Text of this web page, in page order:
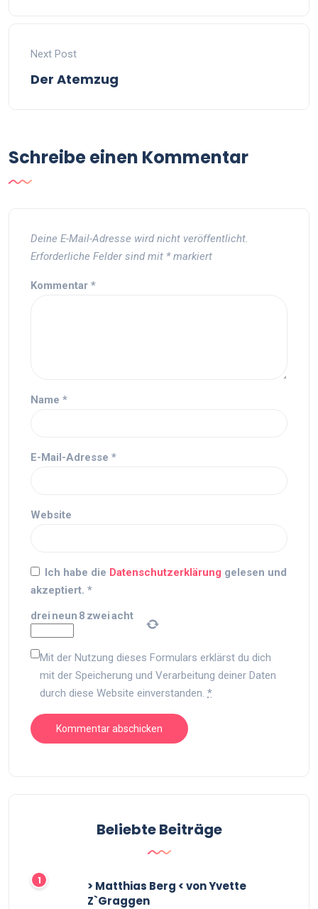
Next Post
Der Atemzug
Schreibe einen Kommentar
Deine E-Mail-Adresse wird nicht veröffentlicht.
Erforderliche Felder sind mit *markiert
Kommentar *
Name *
E-Mail-Adresse *
Website
Ich habe die Datenschutzerklärung gelesen und
akzeptiert. *
drei neun 8 zweiacht
Mit der Nutzung dieses Formulars erklärst du dich
mit der Speicherung und Verarbeitung deiner Daten
durch diese Website einverstanden. *
Beliebte Beiträge
> Matthias Berg < von Yvette
Z`Graggen